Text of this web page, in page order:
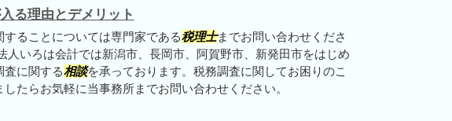
る理由とデメリット
することについては専門家である税理士までお問い合わせくださ
人いろは会計では新潟市、長岡市、阿賀野市、新発田市をはじめ
査に関する相談を承っております。税務調査に関してお困りのこ
したらお気軽に当事務所までお問い合わせください。